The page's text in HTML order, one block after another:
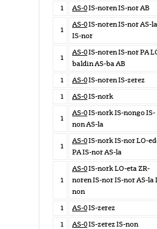
1
AS-0IS-noren IS-nor AB
1
AS-0IS-noren IS-nor AS-la
IS-nor
1
AS-0IS-noren IS-nor PA
baldin AS-ba AB
1
AS-0IS-noren IS-zerez
1
AS-0IS-nork
1
AS-0IS-nork IS-nongo IS-
non AS-la
1
AS-0IS-nork IS-nor LO-
PA IS-nor AS-la
1
AS-0IS-nork LO-eta ZR-
noren IS-nor IS-nor AS-la
non
1
AS-0IS-zerez
1
AS-0IS-zerez IS-non